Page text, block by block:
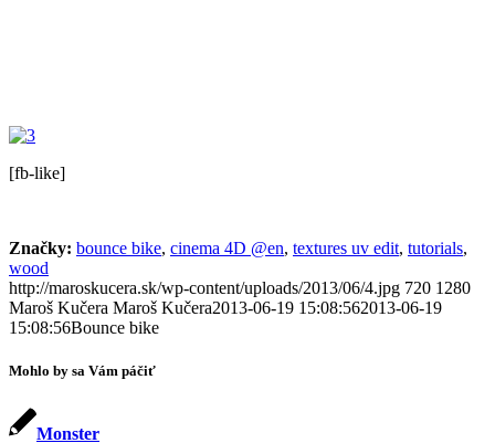
[fb-like]
Značky: bounce bike, cinema 4D @en, textures uv edit, tutorials,
wood
http://maroskucera.sk/wp-content/uploads/2013/06/4.jpg 720 1280
Maroš Kučera Maroš Kučera2013-06-19 15:08:562013-06-19
15:08:56Bounce bike
Mohlo by sa Vám páčiť
Monster